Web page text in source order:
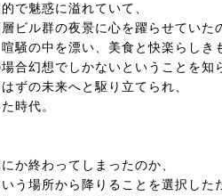
で魅惑に溢れていて、
ビル群の夜景に心を躍らせていた
騒の中を漂い、美食と快楽らしき
合幻想でしかないということを知
ずの未来へと駆り立てられ、
時代。
か終わってしまったのか、
う場所から降りることを選択した